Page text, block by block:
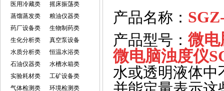
医用冷藏类
摇床振荡类
蒸馏蒸发类
粮油仪器类
药厂设备类
生物制药类
生化分析类
真空泵设备
水质分析类
恒温水浴类
石油仪器类
水槽水箱类
实验耗材类
工矿设备类
气体检测类
环境检测类
产品名称：
产品型号： 微电
微电脑浊度仪
水或透明液体中